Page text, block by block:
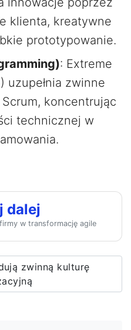
klienta, kreatywne
prototypowanie.
: Extreme
uzupełnia zwinne
koncentrując
technicznej w
dalej
w transformację agile
zwinną kulturę